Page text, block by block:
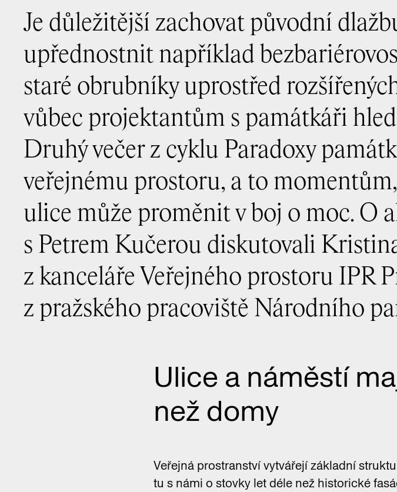
Je důležitější zachovat původní
upřednostnit například
staré obrubníky uprostřed
vůbec projektantům s památkáři
Druhý večer z cyklu Paradoxy
veřejnému prostoru, a to
ulice může proměnit v boj o moc. O
s Petrem Kučerou diskutovali
z kanceláře Veřejného prostoru IPR
z pražského pracoviště Národního
Ulice a náměstí
než domy
Veřejná prostranství vytvářejí základní
tu s námi o stovky let déle než historické